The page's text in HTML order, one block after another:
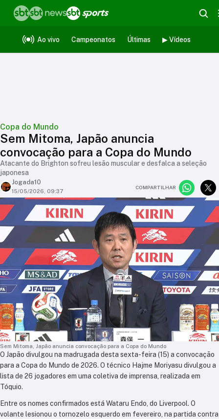
Ao vivo Campeonatos Últimas ▶ Vídeos
Copa do Mundo
Sem Mitoma, Japão anuncia
convocação para a Copa do Mundo
Atacante do Brighton sofreu lesão muscular e desfalca a seleção
japonesa
Jogada10
15/05/2026, 09:37
COMPARTILHAR
Sem Mitoma, Japão anuncia convocação para a Copa do Mundo
O Japão divulgou na madrugada desta sexta-feira (15) a convocação
para a Copa do Mundo de 2026. O técnico Hajme Moriyasu divulgou a
lista de 26 jogadores em uma coletiva de imprensa, realizada em
Tóquio.
Entre os nomes confirmados está Wataru Endo, do Liverpool. O
volante lesionou o tornozelo esquerdo em fevereiro, na partida contra